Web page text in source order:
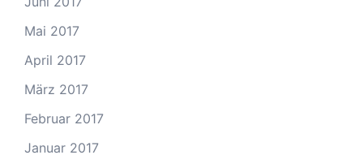
Mai 2017
April 2017
März 2017
Februar 2017
Januar 2017